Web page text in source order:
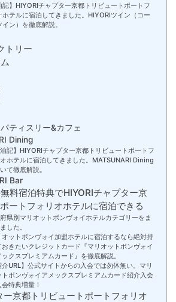
記】HIYORIチャプター京都トリビュートポートフ
ホテルに宿泊してきました。HIYORIツイン（コー
ン）を徹底解説。
トリー
ティスリー&カフェ
Dining
泊記】HIYORIチャプター京都トリビュートポートフ
ホテルに宿泊してきました。MATSUNARI Dining
て徹底解説。
Bar
料宿泊特典でHIYORIチャプター京
ートフォリオホテルに宿泊できる
県別マリオットボンヴォイホテルカテゴリーをま
した。
オットボンヴォイ加盟ホテルに宿泊するなら絶対持
おきたいクレジットカード『マリオットボンヴォイ
ックスプレミアムカード』を徹底解説。
介URL】公式サイトからの入会では勿体無い。マリ
トボンヴォイアメックスプレミアムカード紹介入会
特典増量！
ー京都トリビュートポートフォリオ